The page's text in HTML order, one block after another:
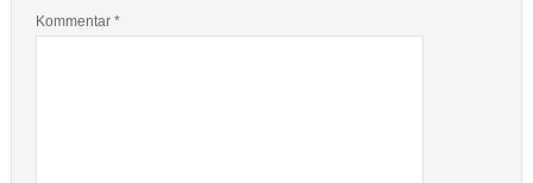
Kommentar *